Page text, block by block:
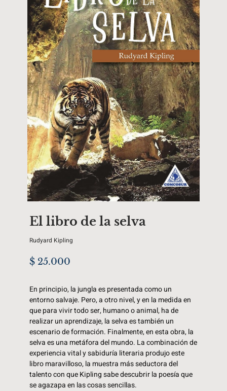
El libro de la selva
Rudyard Kipling
$ 25.000
En principio, la jungla es presentada como un
entorno salvaje. Pero, a otro nivel, y en la medida en
que para vivir todo ser, humano o animal, ha de
realizar un aprendizaje, la selva es también un
escenario de formación. Finalmente, en esta obra, la
selva es una metáfora del mundo. La combinación de
experiencia vital y sabiduría literaria produjo este
libro maravilloso, la muestra más seductora del
talento con que Kipling sabe descubrir la poesía que
se agazapa en las cosas sencillas.